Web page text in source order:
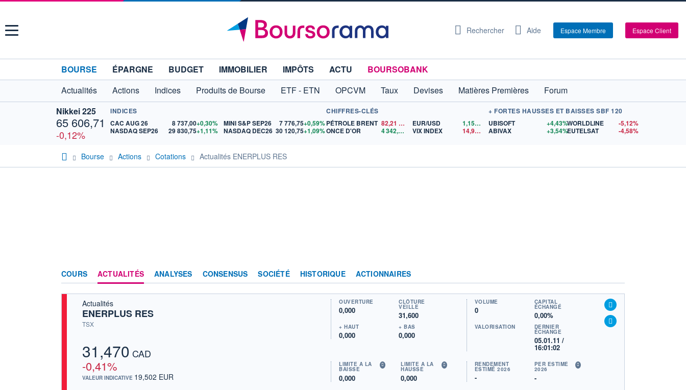
Menu Rechercher Aide Espace Membre Espace Client
BOURSE ÉPARGNE BUDGET IMMOBILIER IMPÔTS ACTU
BOURSOBANK
Actualités
Actions Indices Produits de Bourse ETF - ETN OPCVM Taux Devises Matières Premières
Forum
Nikkei 225
65 606,71
-0,12%
INDICES
CAC AUG 26
8 737,00+0,30%
NASDAQ SEP26
29 830,75+1,11%
MINI S&P SEP26 7 776,75+0,59%
NASDAQ DEC26 30 120,75+1,09%
CHIFFRES-CLÉS
PÉTROLE BRENT 82,21
ONCE D'OR
4 342,26 $US
EUR/USD 1,1559
$US
VIX INDEX
14,90$US
+ FORTES HAUSSES ET BAISSES SBF 120
UBISOFT
+4,43%
ABIVAX
+3,54%
WORLDLINE
-5,12%
EUTELSAT
-4,58%
Bourse Actions Cotations Actualités ENERPLUS RES
COURS ACTUALITÉS ANALYSES CONSENSUS SOCIÉTÉ HISTORIQUE ACTIONNAIRES
Actualités
ENERPLUS RES
TSX
31,470 CAD
-0,41%
VALEUR INDICATIVE 19,502 EUR
OUVERTURE
0,000
CLÔTURE
VEILLE
31,600
+ HAUT
0,000
+ BAS
0,000
VOLUME
0
CAPITAL
ÉCHANGÉ
0,00%
VALORISATION DERNIER
ÉCHANGE
05.01.11 /
16:01:02
LIMITE À LA
BAISSE
0,000
LIMITE À LA
HAUSSE
0,000
RENDEMENT
ESTIMÉ 2026
-
PER ESTIMÉ
2026
-